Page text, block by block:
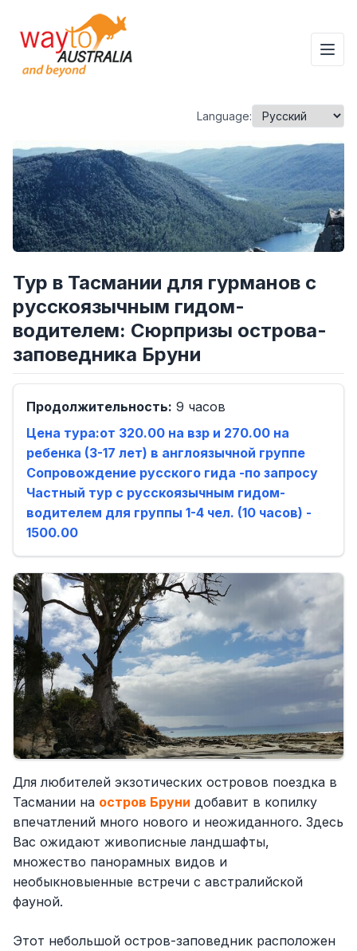
Language:
Тур в Тасмании для гурманов с
русскоязычным гидом-
водителем: Сюрпризы острова-
заповедника Бруни
Для любителей экзотических островов поездка в
Тасмании на остров Бруни добавит в копилку
впечатлений много нового и неожиданного. Здесь
Вас ожидают живописные ландшафты,
множество панорамных видов и
необыкновыенные встречи с австралийской
фауной.
Этот небольшой остров-заповедник расположен
Продолжительность: 9 часов
Цена тура:от 320.00 на взр и 270.00 на
ребенка (3-17 лет) в англоязычной группе
Сопровождение русского гида -по запросу
Частный тур с русскоязычным гидом-
водителем для группы 1-4 чел. (10 часов) -
1500.00